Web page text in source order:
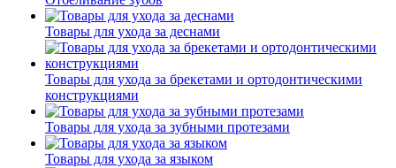
Товары для ухода за деснами
Товары для ухода за брекетами и ортодонтическими
конструкциями
Товары для ухода за зубными протезами
Товары для ухода за языком